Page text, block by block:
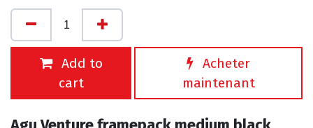
Add to
cart
Acheter
maintenant